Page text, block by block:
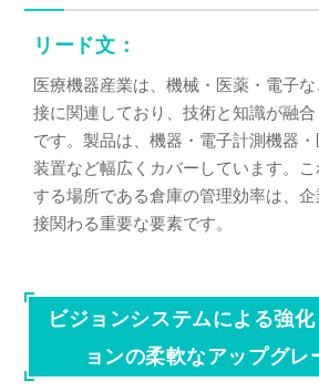
リード文：
医療機器産業は、機械・医薬・電子
接に関連しており、技術と知識が融
です。製品は、機器・電子計測機器
装置など幅広くカバーしています。
する場所である倉庫の管理効率は、
接関わる重要な要素です。
ビジョンシステムによる強
ョンの柔軟なアップグレ